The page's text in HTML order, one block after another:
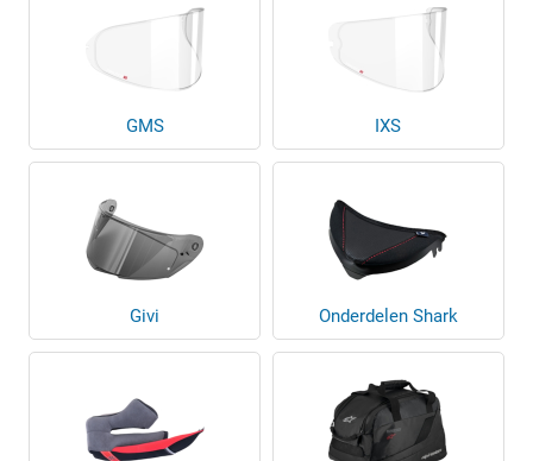
GMS IXS
Givi Onderdelen Shark